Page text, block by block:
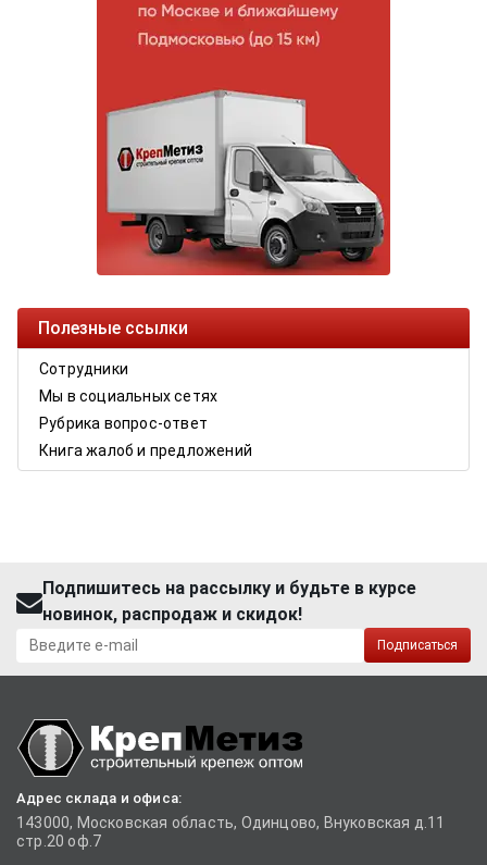
Полезные ссылки
Сотрудники
Мы в социальных сетях
Рубрика вопрос-ответ
Книга жалоб и предложений
Подпишитесь на рассылку и будьте в курсе
новинок, распродаж и скидок!
Подписаться
Адрес склада и офиса:
143000, Московская область, Одинцово, Внуковская д.11
стр.20 оф.7